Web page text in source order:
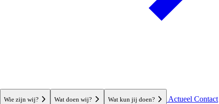
Wie zijn wij? Wat doen wij? Wat kun jij doen? Actueel Contact